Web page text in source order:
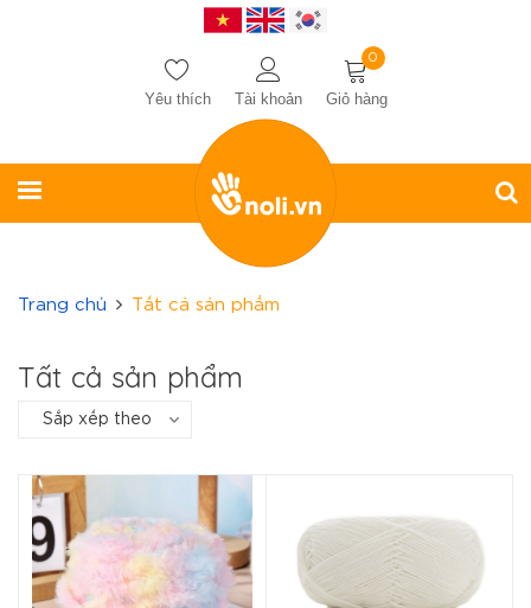
0
Giỏ hàng
Tài khoản
Yêu thích
Trang chủ Tất cả sản phẩm
Tất cả sản phẩm
Sắp xếp theo